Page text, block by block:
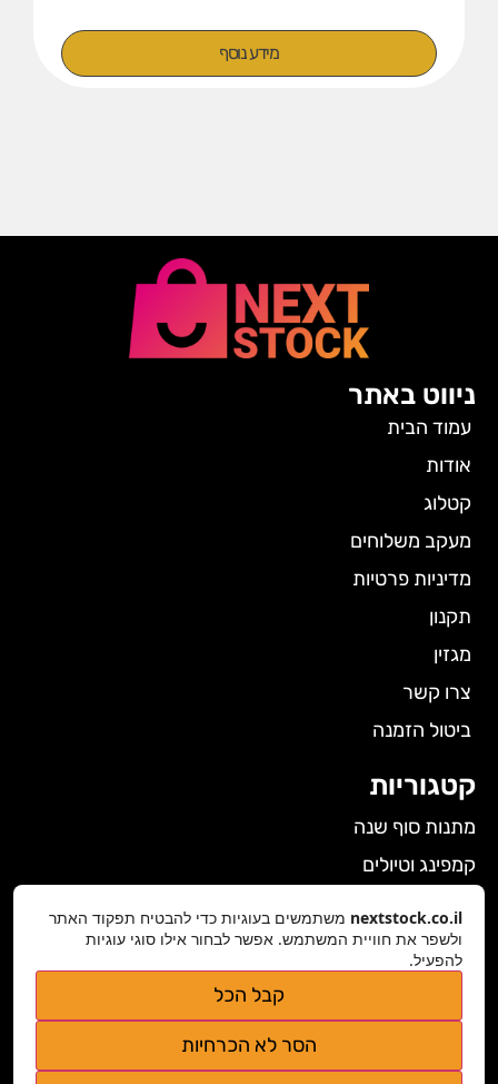
מידע נוסף
ניווט באתר
עמוד הבית
אודות
קטלוג
מעקב משלוחים
מדיניות פרטיות
תקנון
מגזין
צרו קשר
ביטול הזמנה
קטגוריות
מתנות סוף שנה
קמפינג וטיולים
גאדג'טים
nextstock.co.il@gmail.com
נגישות אתר
nextstock.co.il משתמשים בעוגיות כדי להבטיח תפקוד האתר
ולשפר את חוויית המשתמש. אפשר לבחור אילו סוגי עוגיות
להפעיל.
קבל הכל
הסר לא הכרחיות